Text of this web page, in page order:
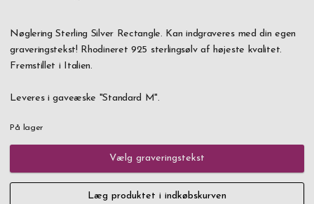
Nøglering Sterling Silver Rectangle. Kan indgraveres med din egen
graveringstekst! Rhodineret 925 sterlingsølv af højeste kvalitet.
Fremstillet i Italien.
Leveres i gaveæske "Standard M".
På lager
Vælg graveringstekst
Læg produktet i indkøbskurven